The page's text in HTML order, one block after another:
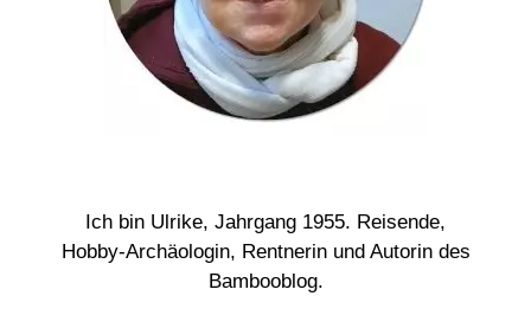
Ich bin Ulrike, Jahrgang 1955. Reisende,
Hobby-Archäologin, Rentnerin und Autorin des
Bambooblog.